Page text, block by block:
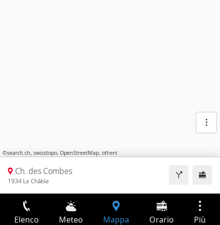
©search.ch, swisstopo, OpenStreetMap, others
Ch. des Combes
1934 Le Châble
Elenco Meteo Mappa Orario Più